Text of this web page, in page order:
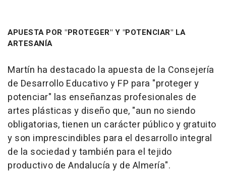
APUESTA POR "PROTEGER" Y "POTENCIAR" LA
ARTESANÍA
Martín ha destacado la apuesta de la Consejería
de Desarrollo Educativo y FP para "proteger y
potenciar" las enseñanzas profesionales de
artes plásticas y diseño que, "aun no siendo
obligatorias, tienen un carácter público y gratuito
y son imprescindibles para el desarrollo integral
de la sociedad y también para el tejido
productivo de Andalucía y de Almería".